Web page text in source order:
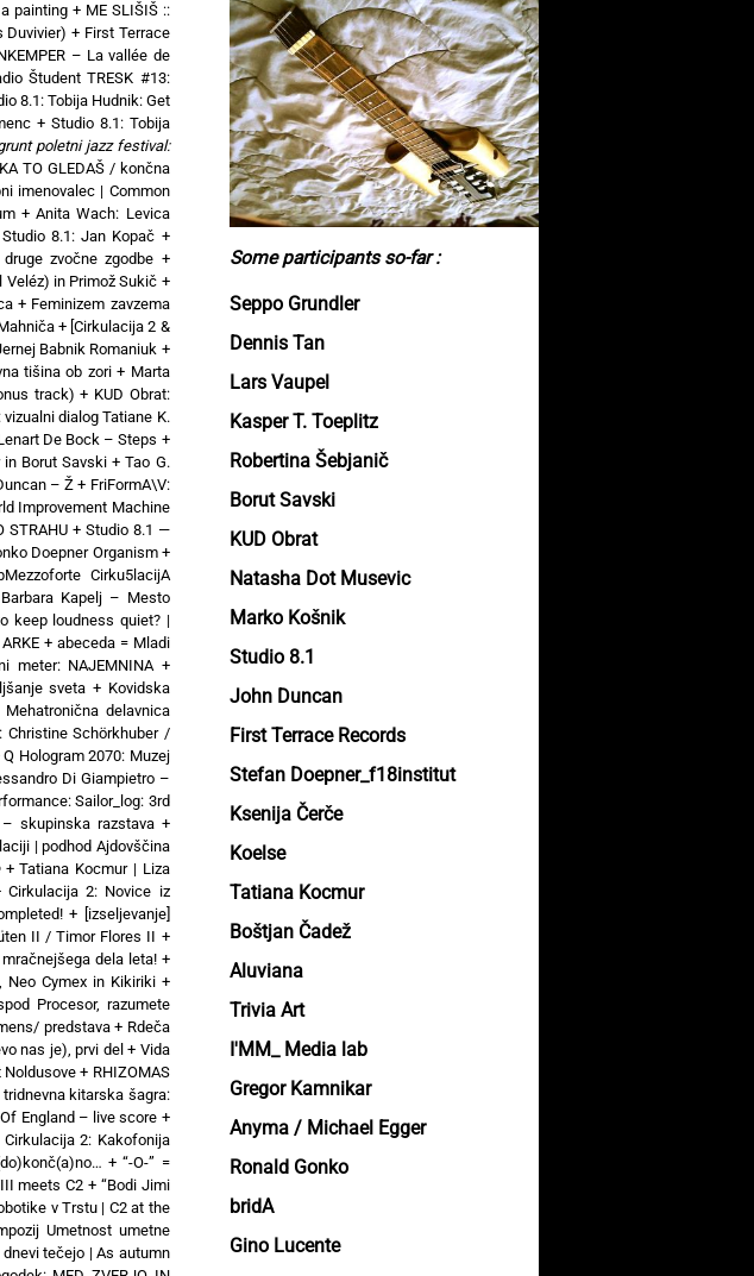
Some participants so-far :
Seppo Grundler
Dennis Tan
Lars Vaupel
Kasper T. Toeplitz
Robertina Šebjanič
Borut Savski
KUD Obrat
Natasha Dot Musevic
Marko Košnik
Studio 8.1
John Duncan
First Terrace Records
Stefan Doepner_f18institut
Ksenija Čerče
Koelse
Tatiana Kocmur
Boštjan Čadež
Aluviana
Trivia Art
I'MM_ Media lab
Gregor Kamnikar
Anyma / Michael Egger
Ronald Gonko
bridA
Gino Lucente
painting+ ME SLIŠIŠ ::
Duvivier) + First Terrace
– La vallée de
Študent TRESK #13:
8.1: Tobija Hudnik: Get
+ Studio 8.1: Tobija
poletni jazz festival:
KA TO GLEDAŠ / končna
imenovalec | Common
+Anita Wach: Levica
Studio 8.1: Jan Kopač +
zvočne zgodbe +
Veléz) in Primož Sukič +
+ Feminizem zavzema
+ [Cirkulacija 2 &
Babnik Romaniuk +
tišina ob zori+ Marta
track) + KUD Obrat:
vizualni dialog Tatiane K.
De Bock – Steps +
Borut Savski +Tao G.
– Ž+ FriFormA\V:
Improvement Machine
STRAHU+ Studio 8.1 —
Doepner Organism+
Cirku5lacijA
Barbara Kapelj – Mesto
keep loudness quiet? |
+ abeceda = Mladi
meter: NAJEMNINA +
sveta + Kovidska
Mehatronična delavnica
Christine Schörkhuber /
Q Hologram 2070: Muzej
Di Giampietro –
Sailor_log: 3rd
– skupinska razstava+
| podhod Ajdovščina
+Tatiana Kocmur | Liza
Cirkulacija 2: Novice iz
+
[izseljevanje]
II / Timor Flores II +
dela leta!+
Neo Cymex in Kikiriki+
Procesor, razumete
predstava+ Rdeča
nas je), prvi del + Vida
Noldusove + RHIZOMAS
tridnevna kitarska šagra:
England – live score +
Cirkulacija 2: Kakofonija
+“-O-” =
meets C2 + “Bodi Jimi
v Trstu | C2 at the
Umetnost umetne
tečejo | As autumn